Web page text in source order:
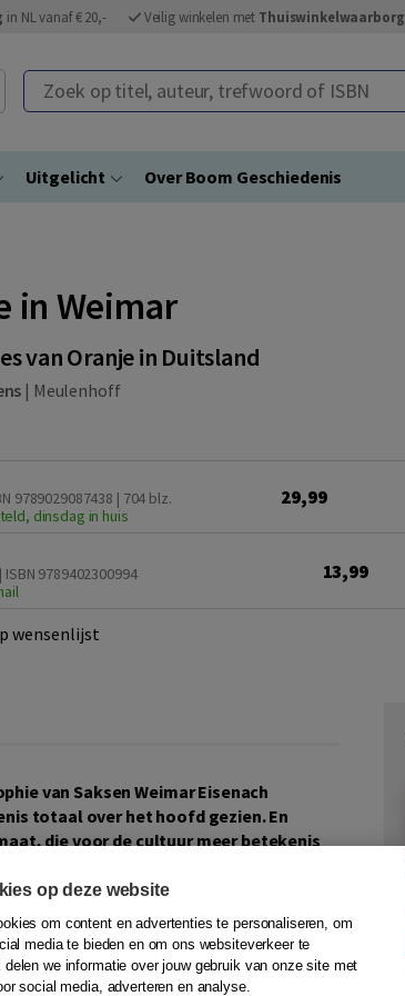
in NL vanaf € 20,- Veilig winkelen met Thuiswinkelwaarborg
Zoek op titel, auteur, trefwoord of ISBN
Uitgelicht Over Boom Geschiedenis
in Weimar
van Oranje in Duitsland
| Meulenhoff
9789029087438 | 704 blz.
dinsdag in huis
29,99
ISBN 9789402300994
13,99
wensenlijst
van Saksen Weimar Eisenach
totaal over het hoofd gezien. En
die voor de cultuur meer betekenis
Carl Alexander. Zo houdt ze haar
van weleer. Hier ontplooit zij haar grote
haar hof en verricht op sociaal gebied
Den Haag, waar de Oranjedynastie
op deze website
om content en advertenties te personaliseren, om
media te bieden en om ons websiteverkeer te
delen we informatie over jouw gebruik van onze site met
social media, adverteren en analyse.